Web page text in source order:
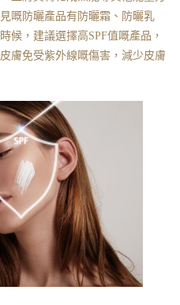
嘅防曬產品有防曬霜、防曬乳
候，建議選擇高SPF值嘅產品，
膚免受紫外線嘅傷害，減少皮膚